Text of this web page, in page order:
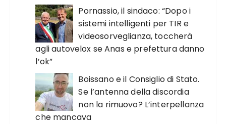
Pornassio, il sindaco: “Dopo i
sistemi intelligenti per TIR e
videosorveglianza, toccherà
agli autovelox se Anas e prefettura danno
l’ok”
Boissano e il Consiglio di Stato.
Se l’antenna della discordia
non la rimuovo? L’interpellanza
che mancava